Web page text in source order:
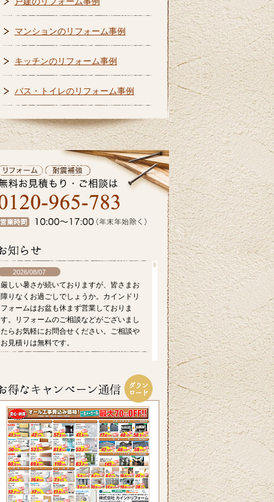
マンションのリフォーム事例
キッチンのリフォーム事例
バス・トイレのリフォーム事例
2026/08/07
厳しい暑さが続いておりますが、皆さまお
障りなくお過ごしでしょうか。カインドリ
フォームはお盆も休まず営業しておりま
す。リフォームのご相談などがございまし
たらお気軽にお問合せください。ご相談や
お見積りは無料です。
毎日暑い日が続きますがお元気にお過ごし
でしょうか。エアコンを上手に使い水分を
適時摂るなど熱中症対策をしっかりしてい
きたいですね。ホームページでは横浜市S区
T様邸の屋根・外壁のリフォーム事例をアッ
プ致しましたのでご覧ください。カインド
リフォームではお見積り・ご相談を無料で
行っております。お気軽にお問い合わせく
ださい。
2026/06/26